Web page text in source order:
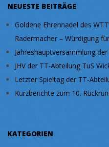
NEUESTE BEITRÄGE
Goldene Ehrennadel des
Radermacher – Würdigung
Jahreshauptversammlung
JHV der TT-Abteilung TuS
Letzter Spieltag der TT-
Kurzberichte zum 10.
KATEGORIEN